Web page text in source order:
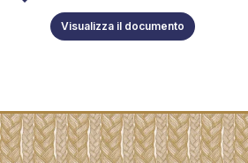
Visualizza il documento